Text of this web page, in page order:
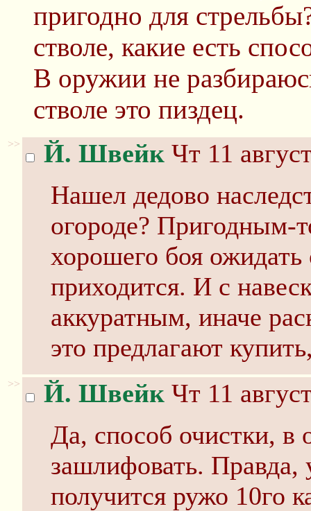
пригодно для
стволе, какие есть
В оружии не
стволе это пиздец.
>> Й. Швейк Чт 11
Нашел дедово
огороде? Пригодным-
хорошего боя ожидать
приходится. И с
аккуратным, иначе
это предлагают
>> Й. Швейк Чт 11
Да, способ очистки, в
зашлифовать. Правда,
получится ружо 10го